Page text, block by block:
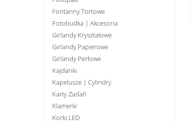
Fontanny Tortowe
Fotobudka | Akcesoria
Girlandy Kryształowe
Girlandy Papierowe
Girlandy Perłowe
Kajdanki
Kapelusze | Cylindry
Karty Zadań
Klamerki
Korki LED